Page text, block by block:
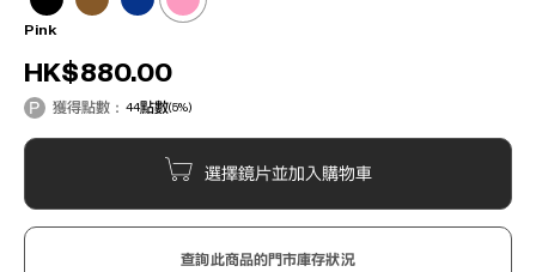
Pink
HK$880.00
獲得點數： 44點數(5%)
選擇鏡片並加入購物車
查詢此商品的門市庫存狀況